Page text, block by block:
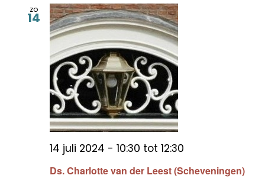
zo
14
Ds. Charlotte van der Leest (Scheveningen)
14 juli 2024 - 10:30 tot 12:30